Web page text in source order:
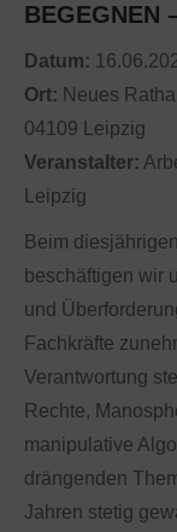
BEGEGNEN
Datum:
Ort: Neues
04109 Leipzig
Veranstalter:
Leipzig
Beim
beschäftigen wir
und
Fachkräfte
Verantwortung
Rechte,
manipulative
drängenden
Jahren stetig